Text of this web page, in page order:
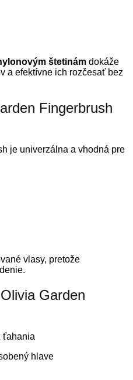
štetinám dokáže
a efektívne ich rozčesať bez
Fingerbrush
je univerzálna a vhodná pre
vlasy, pretože
Garden
ťahania
hlave